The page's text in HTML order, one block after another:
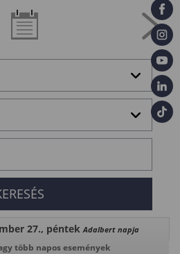
27., péntekAdalbert napja
több napos események